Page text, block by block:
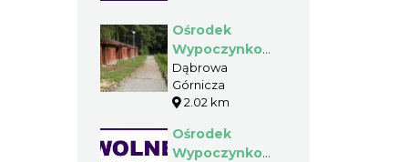
Ośrodek
Wypoczynkowy
Omega
Dąbrowa
Górnicza
2.02 km
Ośrodek
Wypoczynkowy